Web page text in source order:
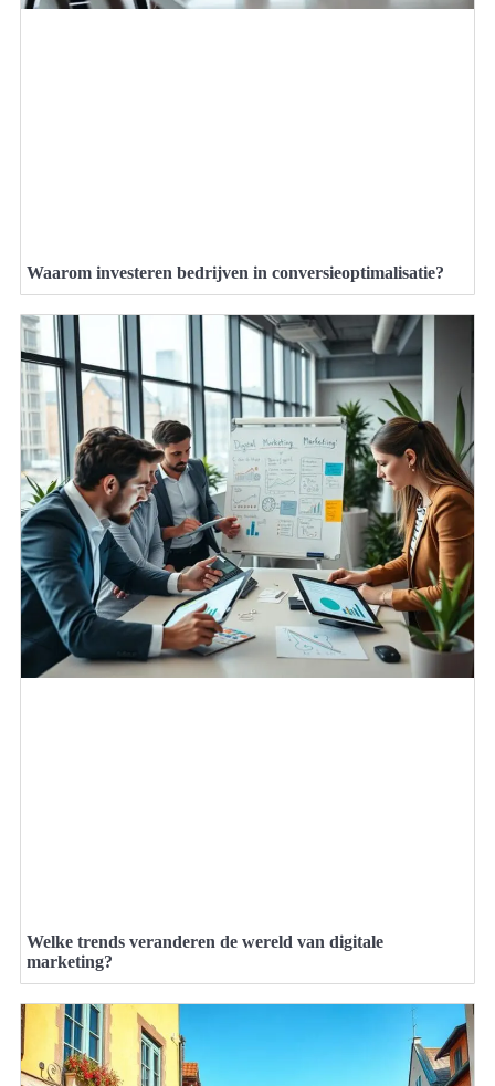
Waarom investeren bedrijven in conversieoptimalisatie?
Welke trends veranderen de wereld van digitale
marketing?